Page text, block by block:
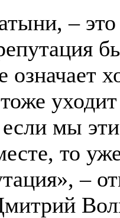
–
означает
мы
то
–